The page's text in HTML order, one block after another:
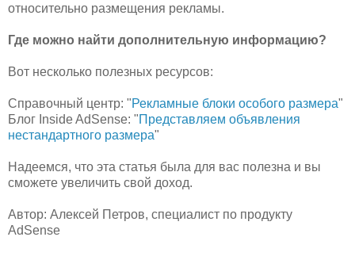
относительно размещения рекламы.
Где можно найти дополнительную информацию?
Вот несколько полезных ресурсов:
Справочный центр: "Рекламные блоки особого размера"
Блог Inside AdSense: "Представляем объявления
нестандартного размера"
Надеемся, что эта статья была для вас полезна и вы
сможете увеличить свой доход.
Автор: Алексей Петров, специалист по продукту
AdSense